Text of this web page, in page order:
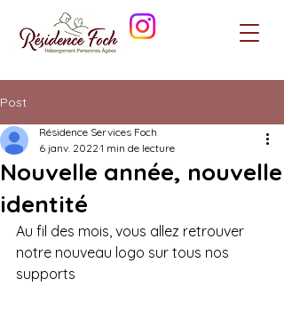
Post
Nouvelle année, nouvelle
identité
Résidence Services Foch
6 janv. 2022 1 min de lecture
Au fil des mois, vous allez retrouver
notre nouveau logo sur tous nos
supports